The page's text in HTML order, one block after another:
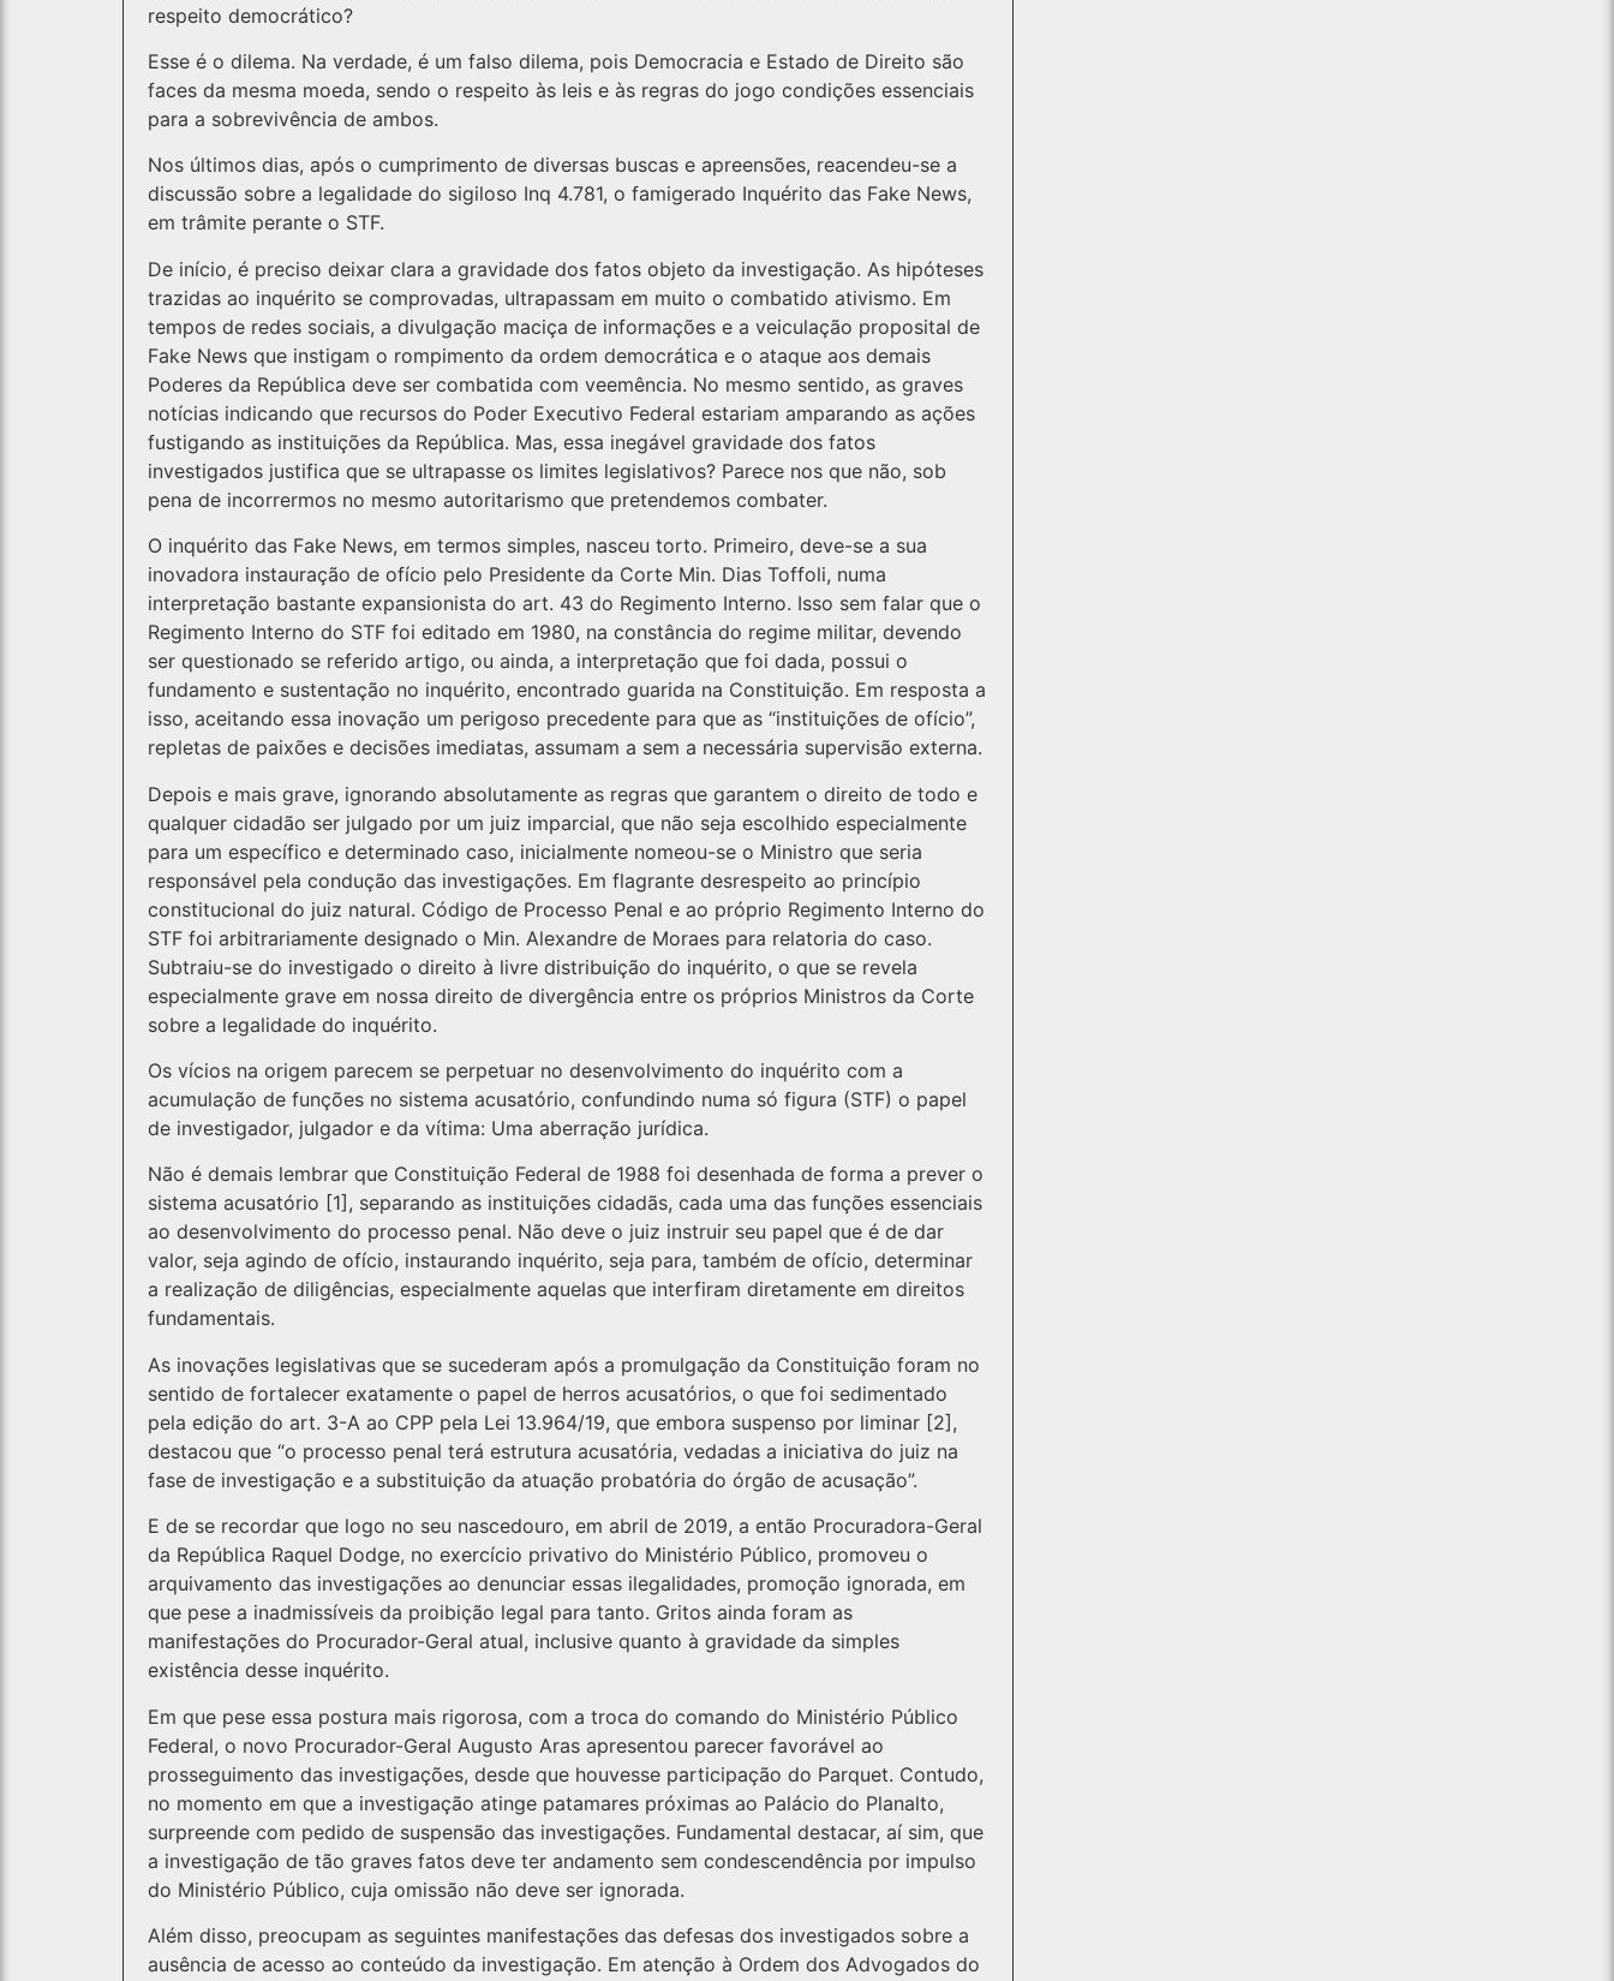
respeito democrático?
Esse é o dilema. Na verdade, é um falso dilema, pois Democracia e Estado de Direito são
faces da mesma moeda, sendo o respeito às leis e às regras do jogo condições essenciais
para a sobrevivência de ambos.
Nos últimos dias, após o cumprimento de diversas buscas e apreensões, reacendeu-se a
discussão sobre a legalidade do sigiloso Inq 4.781, o famigerado Inquérito das Fake News,
em trâmite perante o STF.
De início, é preciso deixar clara a gravidade dos fatos objeto da investigação. As hipóteses
trazidas ao inquérito se comprovadas, ultrapassam em muito o combatido ativismo. Em
tempos de redes sociais, a divulgação maciça de informações e a veiculação proposital de
Fake News que instigam o rompimento da ordem democrática e o ataque aos demais
Poderes da República deve ser combatida com veemência. No mesmo sentido, as graves
notícias indicando que recursos do Poder Executivo Federal estariam amparando as ações
fustigando as instituições da República. Mas, essa inegável gravidade dos fatos
investigados justifica que se ultrapasse os limites legislativos? Parece nos que não, sob
pena de incorrermos no mesmo autoritarismo que pretendemos combater.
O inquérito das Fake News, em termos simples, nasceu torto. Primeiro, deve-se a sua
inovadora instauração de ofício pelo Presidente da Corte Min. Dias Toffoli, numa
interpretação bastante expansionista do art. 43 do Regimento Interno. Isso sem falar que o
Regimento Interno do STF foi editado em 1980, na constância do regime militar, devendo
ser questionado se referido artigo, ou ainda, a interpretação que foi dada, possui o
fundamento e sustentação no inquérito, encontrado guarida na Constituição. Em resposta a
isso, aceitando essa inovação um perigoso precedente para que as “instituições de ofício”,
repletas de paixões e decisões imediatas, assumam a sem a necessária supervisão externa.
Depois e mais grave, ignorando absolutamente as regras que garantem o direito de todo e
qualquer cidadão ser julgado por um juiz imparcial, que não seja escolhido especialmente
para um específico e determinado caso, inicialmente nomeou-se o Ministro que seria
responsável pela condução das investigações. Em flagrante desrespeito ao princípio
constitucional do juiz natural. Código de Processo Penal e ao próprio Regimento Interno do
STF foi arbitrariamente designado o Min. Alexandre de Moraes para relatoria do caso.
Subtraiu-se do investigado o direito à livre distribuição do inquérito, o que se revela
especialmente grave em nossa direito de divergência entre os próprios Ministros da Corte
sobre a legalidade do inquérito.
Os vícios na origem parecem se perpetuar no desenvolvimento do inquérito com a
acumulação de funções no sistema acusatório, confundindo numa só figura (STF) o papel
de investigador, julgador e da vítima: Uma aberração jurídica.
Não é demais lembrar que Constituição Federal de 1988 foi desenhada de forma a prever o
sistema acusatório [1], separando as instituições cidadãs, cada uma das funções essenciais
ao desenvolvimento do processo penal. Não deve o juiz instruir seu papel que é de dar
valor, seja agindo de ofício, instaurando inquérito, seja para, também de ofício, determinar
a realização de diligências, especialmente aquelas que interfiram diretamente em direitos
fundamentais.
As inovações legislativas que se sucederam após a promulgação da Constituição foram no
sentido de fortalecer exatamente o papel de herros acusatórios, o que foi sedimentado
pela edição do art. 3-A ao CPP pela Lei 13.964/19, que embora suspenso por liminar [2],
destacou que “o processo penal terá estrutura acusatória, vedadas a iniciativa do juiz na
fase de investigação e a substituição da atuação probatória do órgão de acusação”.
E de se recordar que logo no seu nascedouro, em abril de 2019, a então Procuradora-Geral
da República Raquel Dodge, no exercício privativo do Ministério Público, promoveu o
arquivamento das investigações ao denunciar essas ilegalidades, promoção ignorada, em
que pese a inadmissíveis da proibição legal para tanto. Gritos ainda foram as
manifestações do Procurador-Geral atual, inclusive quanto à gravidade da simples
existência desse inquérito.
Em que pese essa postura mais rigorosa, com a troca do comando do Ministério Público
Federal, o novo Procurador-Geral Augusto Aras apresentou parecer favorável ao
prosseguimento das investigações, desde que houvesse participação do Parquet. Contudo,
no momento em que a investigação atinge patamares próximas ao Palácio do Planalto,
surpreende com pedido de suspensão das investigações. Fundamental destacar, aí sim, que
a investigação de tão graves fatos deve ter andamento sem condescendência por impulso
do Ministério Público, cuja omissão não deve ser ignorada.
Além disso, preocupam as seguintes manifestações das defesas dos investigados sobre a
ausência de acesso ao conteúdo da investigação. Em atenção à Ordem dos Advogados do